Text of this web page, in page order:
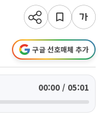
구글 선호매체 추가
00:00 / 05:01